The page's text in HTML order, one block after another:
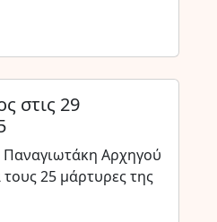
στις 29
Παναγιωτάκη Αρχηγού
25 μάρτυρες της